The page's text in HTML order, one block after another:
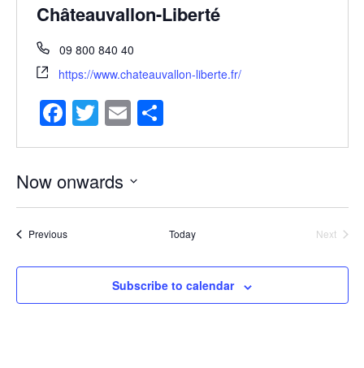
Châteauvallon-Liberté
09 800 840 40
https://www.chateauvallon-liberte.fr/
Facebook
Twitter
EmailShare
Now onwards
PreviousEvents Today
Next
Subscribe to calendar